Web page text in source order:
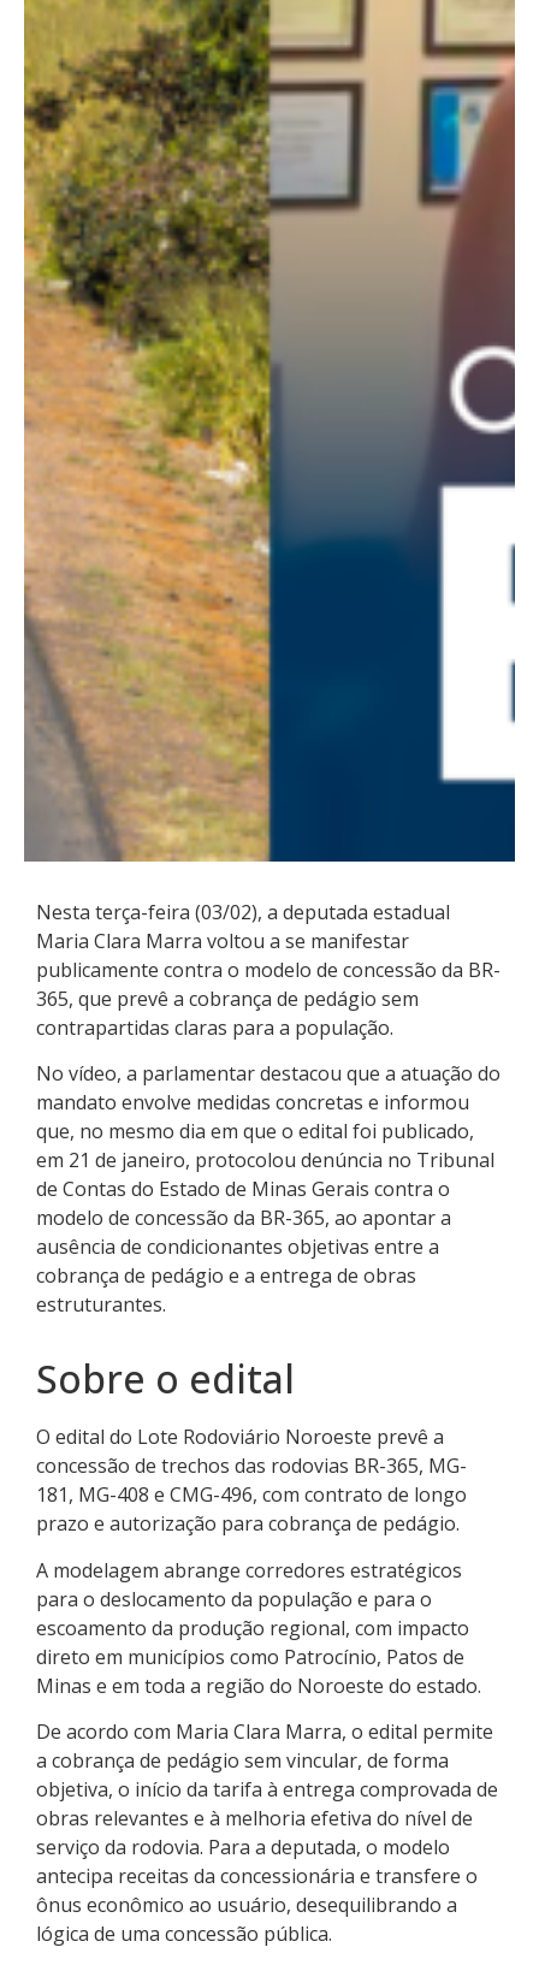
Nesta terça-feira (03/02), a deputada estadual
Maria Clara Marra voltou a se manifestar
publicamente contra o modelo de concessão da BR-
365, que prevê a cobrança de pedágio sem
contrapartidas claras para a população.
No vídeo, a parlamentar destacou que a atuação do
mandato envolve medidas concretas e informou
que, no mesmo dia em que o edital foi publicado,
em 21 de janeiro, protocolou denúncia no Tribunal
de Contas do Estado de Minas Gerais contra o
modelo de concessão da BR-365, ao apontar a
ausência de condicionantes objetivas entre a
cobrança de pedágio e a entrega de obras
estruturantes.
Sobre o edital
O edital do Lote Rodoviário Noroeste prevê a
concessão de trechos das rodovias BR-365, MG-
181, MG-408 e CMG-496, com contrato de longo
prazo e autorização para cobrança de pedágio.
A modelagem abrange corredores estratégicos
para o deslocamento da população e para o
escoamento da produção regional, com impacto
direto em municípios como Patrocínio, Patos de
Minas e em toda a região do Noroeste do estado.
De acordo com Maria Clara Marra, o edital permite
a cobrança de pedágio sem vincular, de forma
objetiva, o início da tarifa à entrega comprovada de
obras relevantes e à melhoria efetiva do nível de
serviço da rodovia. Para a deputada, o modelo
antecipa receitas da concessionária e transfere o
ônus econômico ao usuário, desequilibrando a
lógica de uma concessão pública.